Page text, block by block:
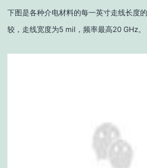
下图是各种介电材料的每一英寸走线长度
较，走线宽度为5 mil，频率最高20 GHz。